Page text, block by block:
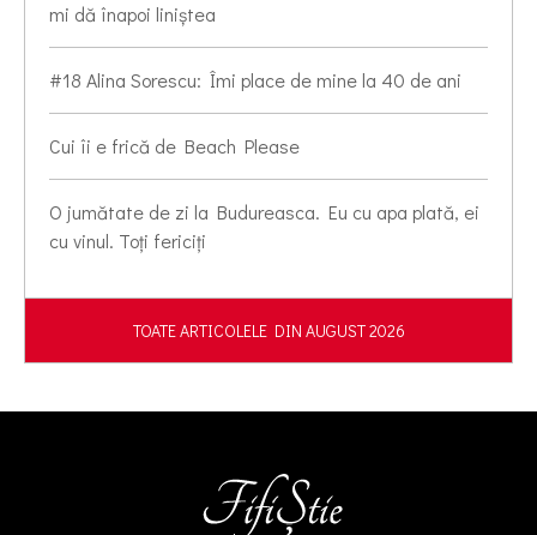
mi dă înapoi liniștea
#18 Alina Sorescu: Îmi place de mine la 40 de ani
Cui îi e frică de Beach Please
O jumătate de zi la Budureasca. Eu cu apa plată, ei
cu vinul. Toți fericiți
TOATE ARTICOLELE DIN AUGUST 2026